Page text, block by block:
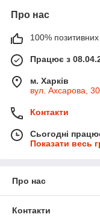
Про нас
100% позитивних
Працює з
м. Харків
вул. Ахсарова,
Контакти
Сьогодні
Показати весь
Про нас
Контакти